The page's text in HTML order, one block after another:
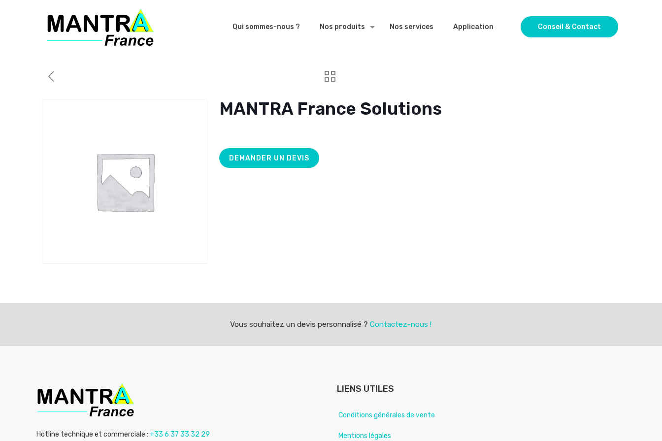
Qui sommes-nous ? Nos produits Nos services Application Conseil & Contact
MANTRA France Solutions
DEMANDER UN DEVIS
Vous souhaitez un devis personnalisé ?Contactez-nous !
Hotline technique et commerciale :+33 6 37 33 32 29
LIENS UTILES
Conditions générales de vente
Mentions légales